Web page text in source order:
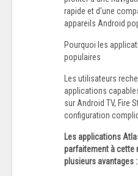
rapide et d’une
appareils Android
Pourquoi les
populaires
Les utilisateurs
applications
sur Android TV, Fire
configuration
Les applications
parfaitement à cette
plusieurs avantages :